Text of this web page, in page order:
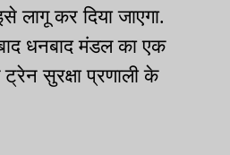
लागू कर दिया जाएगा.
धनबाद मंडल का एक
सुरक्षा प्रणाली के